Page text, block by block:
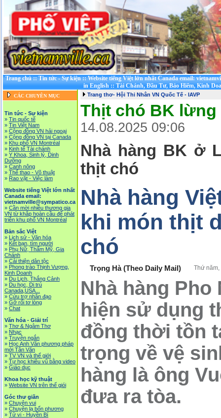
Trang chủ::Tin tức - Sự kiện::Website tiếng Việt lớn nhất Canada email:
in English::Tài Chánh, Đầu Tư, Bảo Hiểm, Kinh
CÁC CHUYÊN MỤC
Tin tức - Sự kiện
» Tin quốc tế
» Tin Việt Nam
» Cộng đồng VN hải ngoại
» Cộng đồng VN tại Canada
» Khu phố VN Montréal
» Kinh tế Tài chánh
» Y Khoa, Sinh lý, Dinh
Dưỡng
» Canh nông
» Thể thao - Võ thuật
» Rao vặt - Việc làm
Website tiếng Việt lớn nhất
Canada email:
vietnamville@sympatico.ca
» Cần mời nhiều thương gia
VN từ khắp hoàn cầu để phát
triễn khu phố VN Montréal
Bản sắc Việt
» Lịch sử - Văn hóa
» Kết bạn, tìm người
» Phụ Nữ, Thẩm Mỹ, Gia
Chánh
» Cải thiện dân tộc
» Phong trào Thịnh Vượng,
Kinh Doanh
» Du Lịch, Thắng Cảnh
» Du học, Di trú
Canada,USA...
» Cứu trợ nhân đạo
» Gỡ rối tơ lòng
» Chat
Văn hóa - Giải trí
» Thơ & Ngâm Thơ
» Nhạc
» Truyện ngắn
» Học Anh Văn phương pháp
mới Tân Văn
» TV VN và thế giới
» Tự học khiêu vũ bằng video
» Giáo dục
Khoa học kỹ thuật
» Website VN trên thế giói
Góc thư giãn
» Chuyện vui
» Chuyện lạ bốn phương
» Tử vi - Huyền Bí
Trang thơ- Hội Thi Nhân VN Quốc Tế - IAVP
Thịt chó BK
14.08.2025 09:06
Nhà hàng BK ở
thịt chó
Nhà hàng
khi món thịt
chó
Trọng Hà (Theo Daily Mail) Thứ năm,
Nhà hàng Pho
hiện sử dụng
đồng thời tồn
trọng về vệ
hàng là ông
đưa ra tòa.